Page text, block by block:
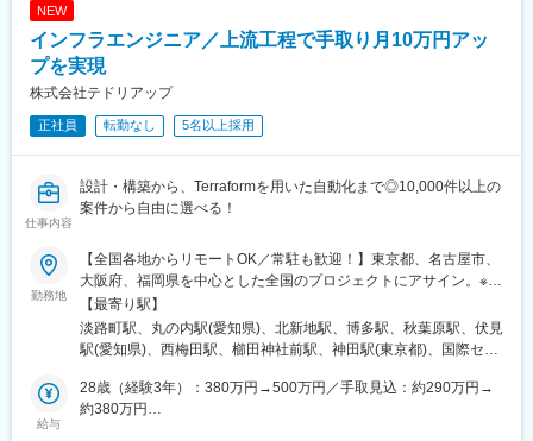
ツ谷駅、大森駅(東京都)、武蔵小杉駅、東池袋駅、櫛田神社前駅、
祇園駅(福岡県)、丸の内駅(愛知県)、東別院駅、大阪阿部野橋駅、
四ツ橋駅、大阪難波駅、高津駅(神奈川県)、青井駅、西早稲田駅、
岩本町駅、神泉駅、佐世保中央駅、長崎駅前駅、さっぽろ駅、函
館駅前駅、津軽五所川原駅、あおば通駅、曽根田駅、工機前駅、
宇都宮駅東口駅、今市駅、中央前橋駅、西桐生駅、北朝霞駅、池
ノ上駅、蓮沼駅、西葛西駅、牛田駅(東京都)、板橋区役所前駅、京
王八王子駅、北品川駅、赤羽岩淵駅、新宿駅(東京メトロ)、不動前
駅、住吉駅(東京都)、六本木一丁目駅、布田駅、稲荷町駅(東京
見駅、新高島駅、京急川崎駅、北茅ケ崎駅、和田塚駅、入谷駅(神
奈川県)、逗子・葉山駅、西松本駅、岩村田駅、新魚津駅、北鉄金
沢駅、新浜松駅、新静岡駅、新豊橋駅、近鉄名古屋駅、尾張一宮
駅、名鉄岐阜駅、名電各務原駅、新可児駅、ＪＲ河内永和駅、大
阪梅田駅(阪急線)、九条駅(京都府)、田中口駅、山陽姫路駅、西宮
屋川駅、上栄町駅、倉敷駅、岡山駅前駅、西鉄福岡駅、鹿児島駅
前駅、熊本駅前駅、栄町駅(愛知県)、大小路駅、百舌鳥八幡駅、堺
NEW
インフラエンジニア／上流工程で手取り月10万円アッ
プを実現
株式会社テドリアップ
正社員 転勤なし 5名以上採用
仕事内容
設計・構築から、Terraformを用いた自動化まで◎10,000件以上の
案件から自由に選べる！
勤務地
【全国各地からリモートOK／常駐も歓迎！】東京都、名古屋市、
大阪府、福岡県を中心とした全国のプロジェクトにアサイン。※リ
モート・フルリモート比率：92％～※プロジェクトは完全選択制
です。※フルリモート、ハイブリッド型、常駐案件から自由に選択
可能です。※転勤なし※U・Iターン歓迎◆採用面談はWebで完結可
い。◆地方在住のフルリモートエンジニアも活躍！＜オフィス所
在地＞・東京本社：東京都千代田区神田須田町1丁目7番8号
【最寄り駅】
淡路町駅、丸の内駅(愛知県)、北新地駅、博多駅、秋葉原駅、伏見
駅(愛知県)、西梅田駅、櫛田神社前駅、神田駅(東京都)、国際セン
給与
28歳（経験3年）：380万円→500万円／手取見込：約290万円→
約380万円